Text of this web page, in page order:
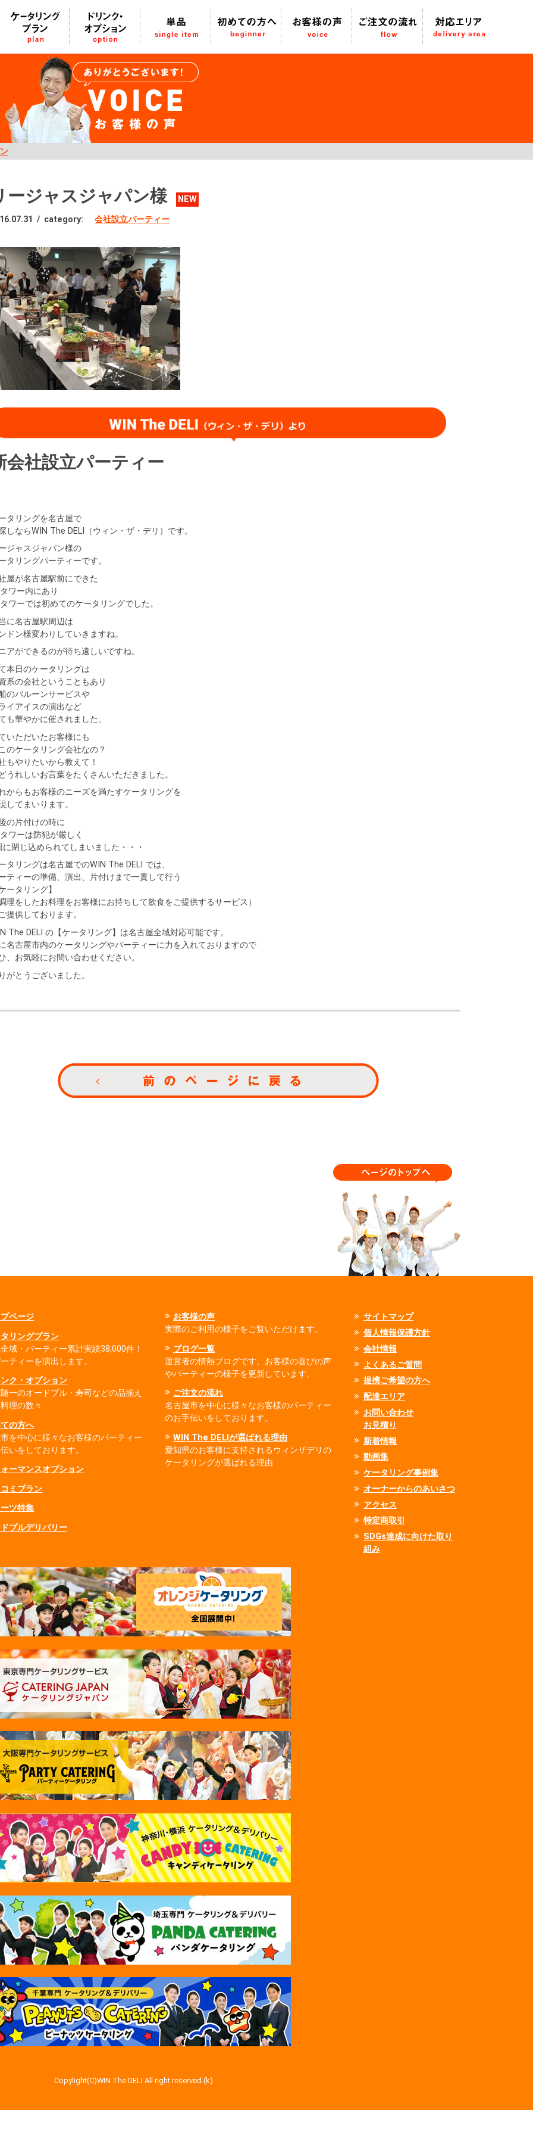
ージャスジャパン様 NEW
/ category: 会社設立パーティー
会社設立パーティー
タリングを名古屋で
しならWIN The DELI（ウィン・ザ・デリ）です。
ジャスジャパン様の
タリングパーティーです。
屋が名古屋駅前にできた
ワー内にあり
ワーでは初めてのケータリングでした。
に名古屋駅周辺は
ドン様変わりしていきますね。
アができるのが待ち遠しいですね。
本日のケータリングは
系の会社ということもあり
のバルーンサービスや
イアイスの演出など
も華やかに催されました。
いただいたお客様にも
のケータリング会社なの？
もやりたいから教えて！
うれしいお言葉をたくさんいただきました。
からもお客様のニーズを満たすケータリングを
してまいります。
の片付けの時に
ワーは防犯が厳しく
に閉じ込められてしまいました・・・
タリングは名古屋でのWIN The DELI では、
ティーの準備、演出、片付けまで一貫して行う
ータリング】
理をしたお料理をお客様にお持ちして飲食をご提供するサービス）
提供しております。
The DELI の【ケータリング】は名古屋全域対応可能です。
名古屋市内のケータリングやパーティーに力を入れておりますので
、お気軽にお問い合わせください。
がとうございました。
ページ
リングプラン
域・パーティー累計実績38,000件！
ティーを演出します。
ク・オプション
一のオードブル・寿司などの品揃え
理の数々
の方へ
を中心に様々なお客様のパーティー
いをしております。
ーマンスオプション
ミプラン
ツ特集
ブルデリバリー
お客様の声
実際のご利用の様子をご覧いただけます。
ブログ一覧
運営者の情熱ブログです、お客様の喜びの声
やパーティーの様子を更新しています。
ご注文の流れ
名古屋市を中心に様々なお客様のパーティー
のお手伝いをしております。
WIN The DELIが選ばれる理由
愛知県のお客様に支持されるウィンザデリの
ケータリングが選ばれる理由
サイトマップ
個人情報保護方針
会社情報
よくあるご質問
提携ご希望の方へ
配達エリア
お問い合わせ
お見積り
新着情報
動画集
ケータリング事例集
オーナーからのあいさつ
アクセス
特定商取引
SDGs達成に向けた取り
組み
Copylight(C)WIN The DELI All right reserved.(k)